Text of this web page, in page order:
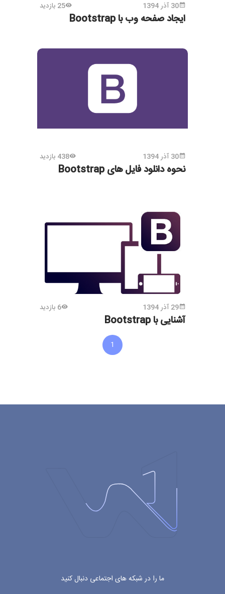
30 آذر 1394 25 بازدید
ایجاد صفحه وب با Bootstrap
30 آذر 1394 438 بازدید
نحوه دانلود فایل های Bootstrap
29 آذر 1394 6 بازدید
آشنایی با Bootstrap
1
ما را در شبکه های اجتماعی دنبال کنید